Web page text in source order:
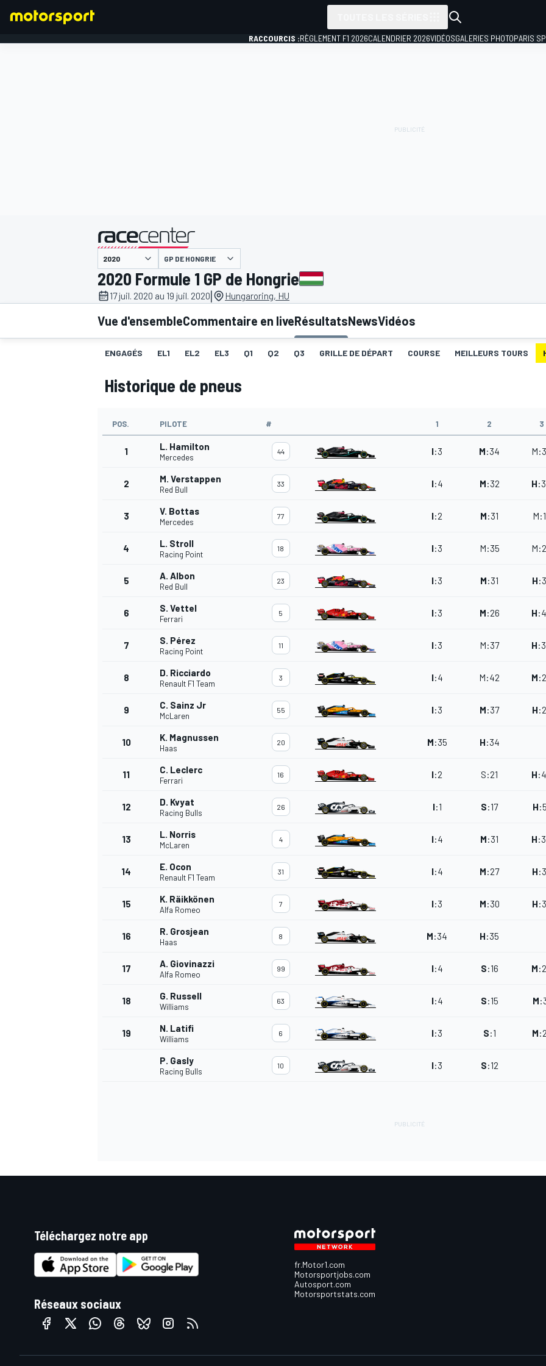
RACCOURCIS :RÈGLEMENT F1 2026CALENDRIER 2026VIDÉOSGALERIES PHOTOPARIS
présenté par
GP DE HONGRIE
2020 Formule 1 GP de Hongrie
17 juil. 2020 au 19 juil. 2020| Hungaroring, HU
Vue d'ensembleCommentaire en liveRésultatsNewsVidéos
ENGAGÉS EL1 EL2 EL3 Q1 Q2 Q3 GRILLE DE DÉPART COURSE MEILLEURS TOURS
Historique de pneus
POS. PILOTE # 1 2 3
1 L. Hamilton
Mercedes
44 I:3 M:34 M:
2 M. Verstappen
Red Bull
33 I:4 M:32 H:
3 V. Bottas
Mercedes
77 I:2 M:31 M:
4 L. Stroll
Racing Point
18 I:3 M:35 M:
5 A. Albon
Red Bull
23 I:3 M:31 H:
6 S. Vettel
Ferrari
5 I:3 M:26 H:
7 S. Pérez
Racing Point
11 I:3 M:37 H:
8 D. Ricciardo
Renault F1 Team
3 I:4 M:42 M:
9 C. Sainz Jr
McLaren
55 I:3 M:37 H:
10 K. Magnussen
Haas
20 M:35 H:34
11 C. Leclerc
Ferrari
16 I:2 S:21 H:
12 D. Kvyat
Racing Bulls
26 I:1 S:17 H:
13 L. Norris
McLaren
4 I:4 M:31 H:
14 E. Ocon
Renault F1 Team
31 I:4 M:27 H:
15 K. Räikkönen
Alfa Romeo
7 I:3 M:30 H:
16 R. Grosjean
Haas
8 M:34 H:35
17 A. Giovinazzi
Alfa Romeo
99 I:4 S:16 M:
18 G. Russell
Williams
63 I:4 S:15 M:
19 N. Latifi
Williams
6 I:3 S:1 M:
P. Gasly
Racing Bulls
10 I:3 S:12
Téléchargez notre app
Réseaux sociaux
fr.Motor1.com
Motorsportjobs.com
Autosport.com
Motorsportstats.com